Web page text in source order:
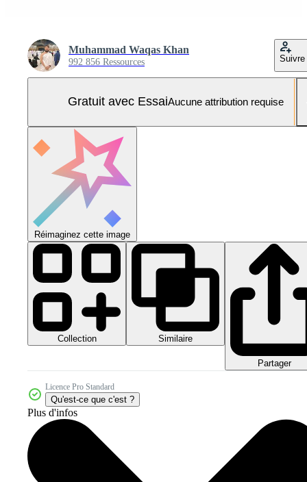
Muhammad Waqas Khan
992 856 Ressources Suivre
Gratuit avec EssaiAucune attribution requise
Réimaginez cette image
Collection Similaire
Partager
Licence Pro Standard
Qu'est-ce que c'est ?
Plus d'infos